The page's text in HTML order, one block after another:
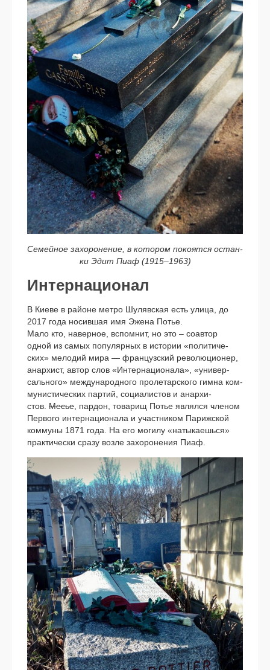
Семейное захо­ро­не­ние, в кото­ром поко­ят­ся остан­
ки Эдит Пиаф (1915–1963)
Интернационал
В Киеве в рай­оне мет­ро Шулявская есть ули­ца, до
2017 года носив­шая имя Эжена Потье.
Мало кто, навер­ное, вспом­нит, но это – соав­тор
одной из самых попу­ляр­ных в исто­рии «поли­ти­че­
ских» мело­дий мира — фран­цуз­ский рево­лю­ци­о­нер,
анар­хист, автор слов «Интернационала», «уни­вер­
саль­но­го» меж­ду­на­род­но­го про­ле­тар­ско­го гим­на ком­
му­ни­сти­че­ских пар­тий, соци­а­ли­стов и анар­хи­
стов. Месье , пар­дон, това­рищ Потье являл­ся чле­ном
Первого интер­на­ци­о­на­ла и участ­ни­ком Парижской
ком­му­ны 1871 года. На его моги­лу «наты­ка­ешь­ся»
прак­ти­че­ски сра­зу воз­ле захо­ро­не­ния Пиаф.